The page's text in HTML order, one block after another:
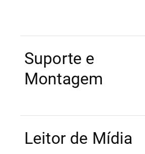
Suporte e
Montagem
Leitor de Mídia